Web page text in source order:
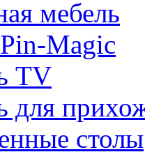
мебель
Magic
TV
для
столы